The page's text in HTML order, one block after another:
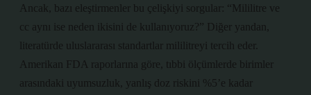
Ancak, bazı eleştirmenler bu çelişkiyi sorgular: “Mililitre ve
cc aynı ise neden ikisini de kullanıyoruz?” Diğer yandan,
literatürde uluslararası standartlar mililitreyi tercih eder.
Amerikan FDA raporlarına göre, tıbbi ölçümlerde birimler
arasındaki uyumsuzluk, yanlış doz riskini %5’e kadar